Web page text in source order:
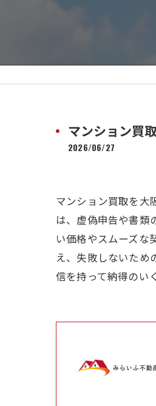
マンション買
2026/06/27
マンション買取を大
は、虚偽申告や書類
い価格やスムーズな
え、失敗しないため
信を持って納得のい